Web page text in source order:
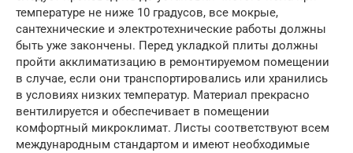
температуре не ниже 10 градусов, все мокрые,
сантехнические и электротехнические работы должны
быть уже закончены. Перед укладкой плиты должны
пройти акклиматизацию в ремонтируемом помещении
в случае, если они транспортировались или хранились
в условиях низких температур. Материал прекрасно
вентилируется и обеспечивает в помещении
комфортный микроклимат. Листы соответствуют всем
международным стандартом и имеют необходимые